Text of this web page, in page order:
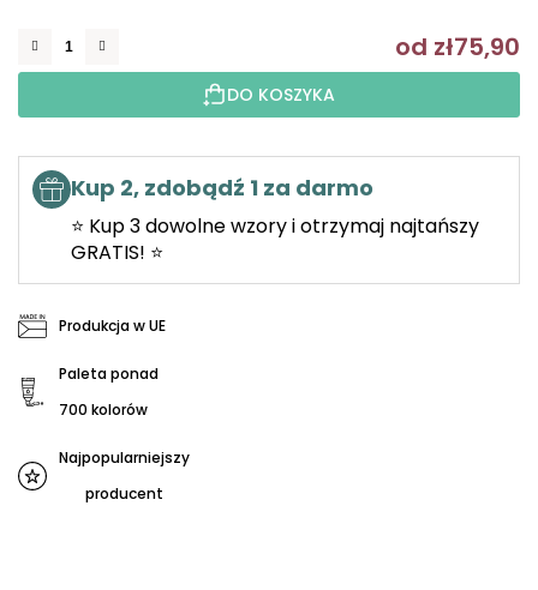
od zł75,90
DO KOSZYKA
Kup 2, zdobądź 1 za darmo
⭐ Kup 3 dowolne wzory i otrzymaj najtańszy
GRATIS! ⭐
Produkcja w UE
Paleta ponad
700 kolorów
Najpopularniejszy
producent